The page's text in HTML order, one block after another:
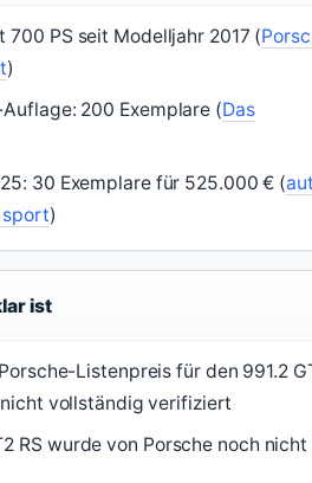
700 PS seit Modelljahr 2017 (
)
200 Exemplare (Das
30 Exemplare für 525.000 € (
sport)
ist
Listenpreis für den 991.2
nicht vollständig verifiziert
RS wurde von Porsche noch nicht